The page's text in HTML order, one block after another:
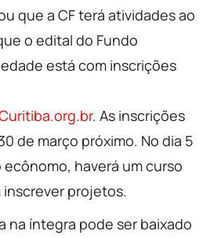
que a CF terá atividades ao
o edital do Fundo
está com inscrições
. As inscrições
de março próximo. No dia 5
haverá um curso
projetos.
na íntegra pode ser baixado